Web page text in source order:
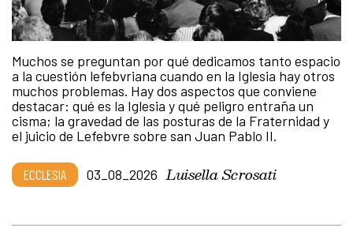
Muchos se preguntan por qué dedicamos tanto espacio
a la cuestión lefebvriana cuando en la Iglesia hay otros
muchos problemas. Hay dos aspectos que conviene
destacar: qué es la Iglesia y qué peligro entraña un
cisma; la gravedad de las posturas de la Fraternidad y
el juicio de Lefebvre sobre san Juan Pablo II.
ECCLESIA 03_08_2026 Luisella Scrosati